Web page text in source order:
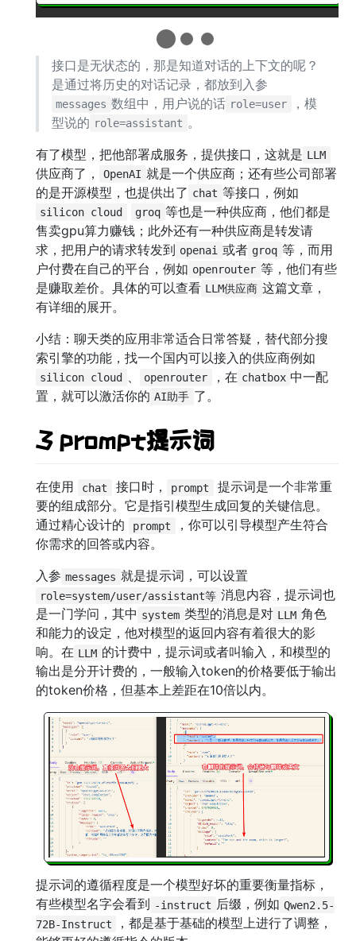
接口是无状态的，那是知道对话的上下文的呢？
是通过将历史的对话记录，都放到入参
messages 数组中，用户说的话 role=user
，模
型说的 role=assistant 。
有了模型，把他部署成服务，提供接口，这就是 LLM
供应商了， OpenAI 就是一个供应商；还有些公司部署
的是开源模型，也提供出了 chat 等接口，例如
silicon cloud groq 等也是一种供应商，他们都是
售卖gpu算力赚钱；此外还有一种供应商是转发请
求，把用户的请求转发到 openai 或者 groq 等，而用
户付费在自己的平台，例如 openrouter 等，他们有些
是赚取差价。具体的可以查看 LLM供应商 这篇文章，
有详细的展开。
小结：聊天类的应用非常适合日常答疑，替代部分搜
索引擎的功能，找一个国内可以接入的供应商例如
silicon cloud openrouter ，在 chatbox 中一配
置，就可以激活你的 AI助手 了。
3 prompt提示词
在使用 chat 接口时， prompt
提示词是一个非常重
要的组成部分。它是指引模型生成回复的关键信息。
通过精心设计的
prompt
，你可以引导模型产生符合
你需求的回答或内容。
入参 messages 就是提示词，可以设置
role=system/user/assistant等 消息内容，提示词也
是一门学问，其中 system 类型的消息是对 LLM 角色
和能力的设定，他对模型的返回内容有着很大的影
响。在 LLM 的计费中，提示词或者叫输入，和模型的
输出是分开计费的，一般输入token的价格要低于输出
的token价格，但基本上差距在10倍以内。
提示词的遵循程度是一个模型好坏的重要衡量指标，
有些模型名字会看到 -instruct 后缀，例如 Qwen2.5-
72B-Instruct
，都是基于基础的模型上进行了调整，